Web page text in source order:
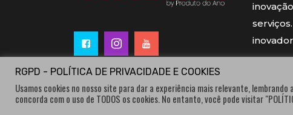
RGPD - POLÍTICA DE PRIVACIDADE E COOKIES
Usamos cookies no nosso site para dar a experiência mais relevante,
concorda com o uso de TODOS os cookies. No entanto, você pode visitar